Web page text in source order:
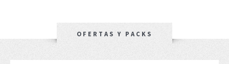
OFERTAS Y PACKS